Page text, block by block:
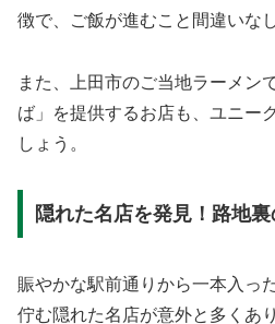
徴で、ご飯が進むこと間違いな
また、上田市のご当地ラーメン
ば」を提供するお店も、ユニー
しょう。
隠れた名店を発見！路地
賑やかな駅前通りから一本入っ
佇む隠れた名店が意外と多くあ